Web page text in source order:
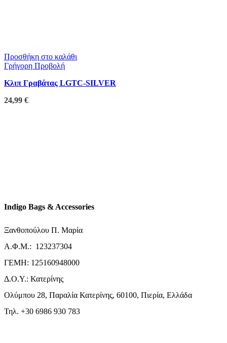
Προσθήκη στο καλάθι
Γρήγορη Προβολή
Κλιπ Γραβάτας LGTC-SILVER
24,99 €
Indigo Bags & Accessories
Ξανθοπούλου Π. Μαρία
Α.Φ.Μ.: 123237304
ΓΕΜΗ: 125160948000
Δ.Ο.Υ.: Κατερίνης
Ολύμπου 28, Παραλία Κατερίνης, 60100, Πιερία, Ελλάδα
Τηλ. +30 6986 930 783